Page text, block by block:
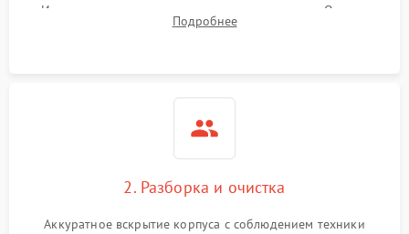
Измерение входного и выходного напряжения. Оценка
реакции ИБП на отключение основного питания без
Подробнее
2. Разборка и очистка
Аккуратное вскрытие корпуса с соблюдением техники